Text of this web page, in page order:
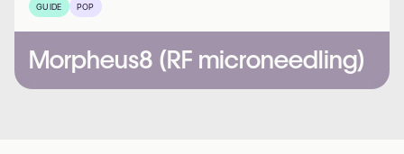
GUIDE POP
Morpheus8 (RF microneedling)